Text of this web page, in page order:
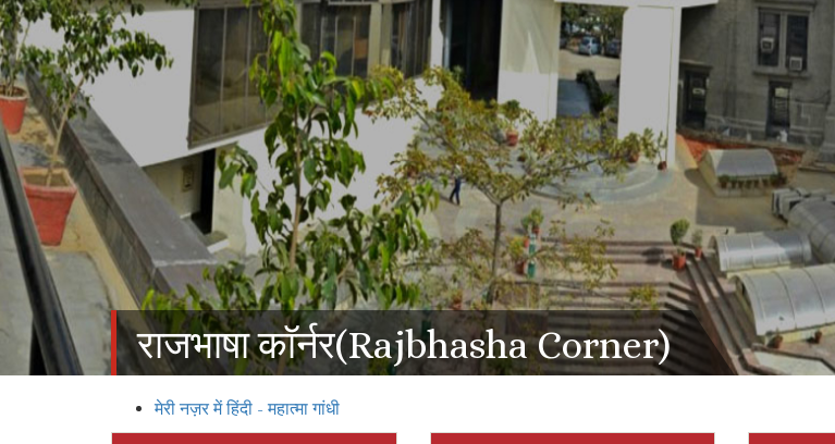
राजभाषा कॉर्नर(Rajbhasha Corner)
मेरी नज़र में हिंदी - महात्मा गांधी